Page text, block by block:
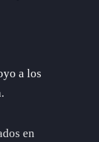
a los
.
en